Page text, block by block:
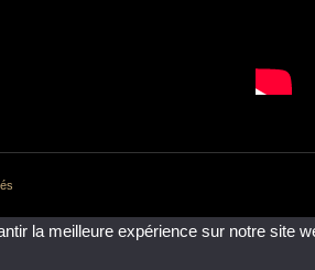
la meilleure expérience sur notre site